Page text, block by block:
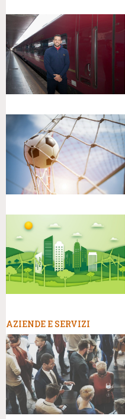
AZIENDE E SERVIZI